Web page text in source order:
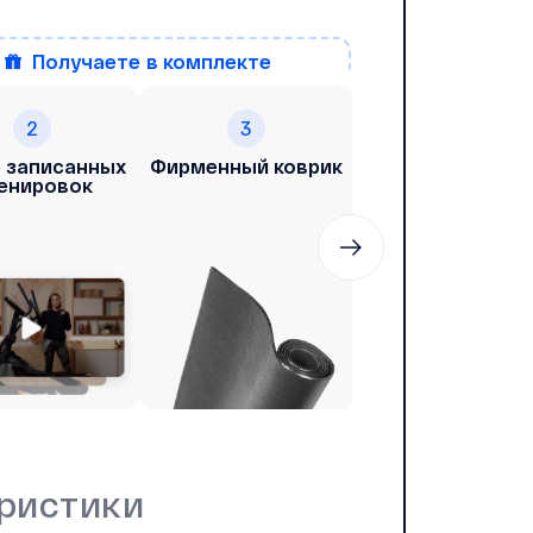
получаете в комплекте
2
3
Фирменный коврик